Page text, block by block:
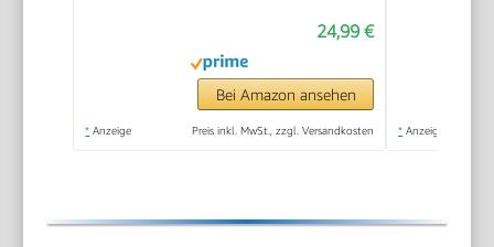
die Körperhaltung.
Ideal als
Gymnastikmatte,
Sportmatte,
24,99 €
Bei Amazon ansehen
* Anzeige Preis inkl. MwSt., zzgl. Versandkosten * Anzeige